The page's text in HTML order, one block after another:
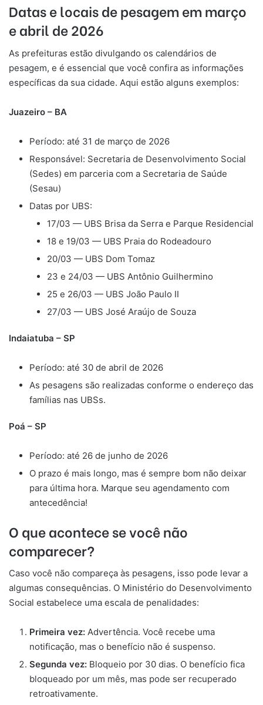
Datas e locais de pesagem em março
e abril de 2026
As prefeituras estão divulgando os calendários de
pesagem, e é essencial que você confira as informações
específicas da sua cidade. Aqui estão alguns exemplos:
Juazeiro – BA
Período: até 31 de março de 2026
Responsável: Secretaria de Desenvolvimento Social
(Sedes) em parceria com a Secretaria de Saúde
(Sesau)
Datas por UBS:
17/03 — UBS Brisa da Serra e Parque Residencial
18 e 19/03 — UBS Praia do Rodeadouro
20/03 — UBS Dom Tomaz
23 e 24/03 — UBS Antônio Guilhermino
25 e 26/03 — UBS João Paulo II
27/03 — UBS José Araújo de Souza
Indaiatuba – SP
Período: até 30 de abril de 2026
As pesagens são realizadas conforme o endereço das
famílias nas UBSs.
Poá – SP
Período: até 26 de junho de 2026
O prazo é mais longo, mas é sempre bom não deixar
para última hora. Marque seu agendamento com
antecedência!
O que acontece se você não
comparecer?
Caso você não compareça às pesagens, isso pode levar a
algumas consequências. O Ministério do Desenvolvimento
Social estabelece uma escala de penalidades:
Primeira vez: Advertência. Você recebe uma
notificação, mas o benefício não é suspenso.
Segunda vez: Bloqueio por 30 dias. O benefício fica
bloqueado por um mês, mas pode ser recuperado
retroativamente.